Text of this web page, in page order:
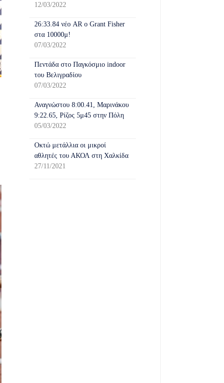
12/03/2022
26:33.84 νέο AR o Grant Fisher
στα 10000μ!
07/03/2022
Πεντάδα στο Παγκόσμιο indoor
του Βελιγραδίου
07/03/2022
Αναγνώστου 8:00.41, Μαρινάκου
9:22.65, Ρίζος 5μ45 στην Πόλη
05/03/2022
Οκτώ μετάλλια οι μικροί
αθλητές του ΑΚΟΛ στη Χαλκίδα
27/11/2021